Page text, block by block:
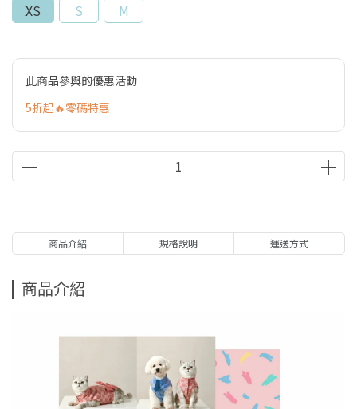
XS
S M
此商品參與的優惠活動
5折起🔥零碼特惠
商品介紹 規格說明 運送方式
商品介紹